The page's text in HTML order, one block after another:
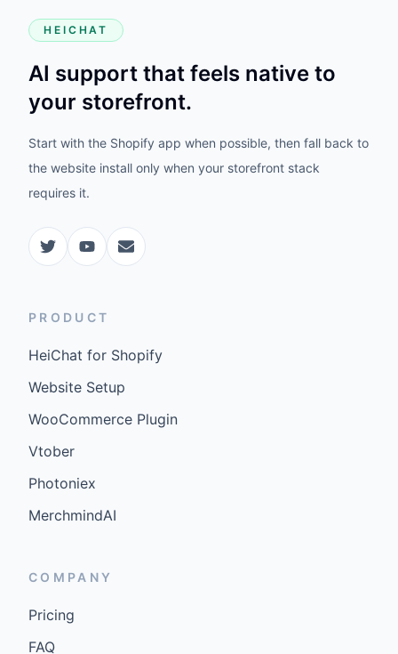
HEICHAT
AI support that feels native to
your storefront.
Start with the Shopify app when possible, then fall back to
the website install only when your storefront stack
requires it.
PRODUCT
HeiChat for Shopify
Website Setup
WooCommerce Plugin
Vtober
Photoniex
MerchmindAI
COMPANY
Pricing
FAQ